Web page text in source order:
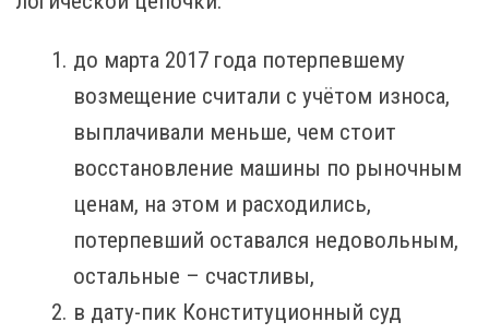
до марта 2017 года потерпевшему
возмещение считали с учётом износа,
выплачивали меньше, чем стоит
восстановление машины по рыночным
ценам, на этом и расходились,
потерпевший оставался недовольным,
остальные – счастливы,
в дату-пик Конституционный суд